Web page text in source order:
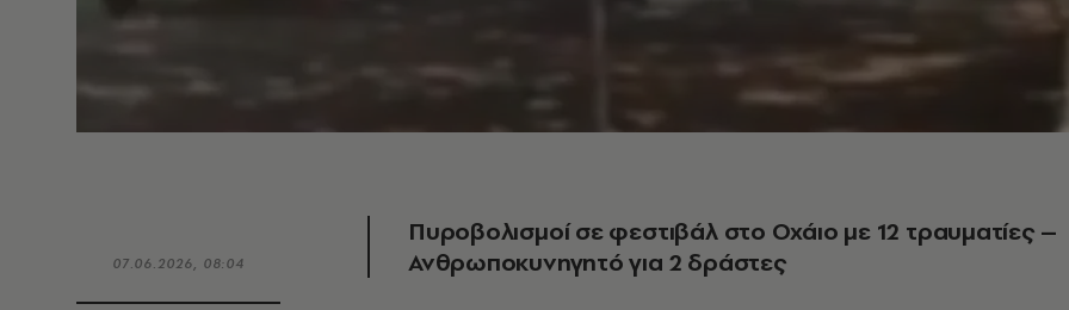
07.06.2026, 08:04
Πυροβολισμοί σε φεστιβάλ στο Οχάιο με 12 τραυματίες –
Ανθρωποκυνηγητό για 2 δράστες